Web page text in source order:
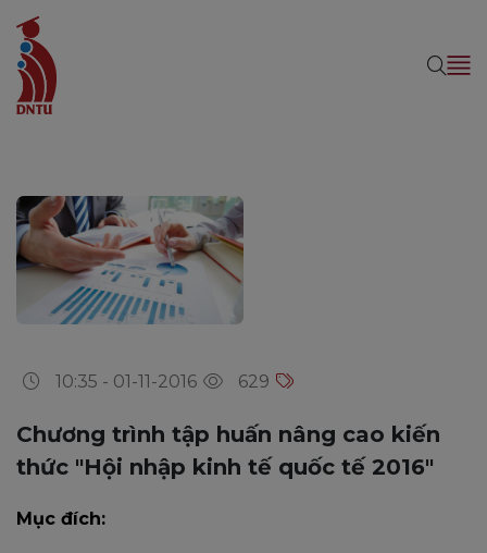
10:35 - 01-11-2016 629
Chương trình tập huấn nâng cao kiến
thức "Hội nhập kinh tế quốc tế 2016"
Mục đích: